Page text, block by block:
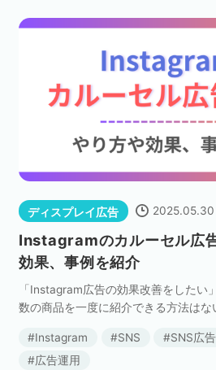
ディスプレイ広告 2025.05.30
Instagramのカルーセル広
効果、事例を紹介
「Instagram広告の効果改善をしたい
数の商品を一度に紹介できる方法はな
ルーセル広告です。 […]
Instagram SNS SNS広告
広告運用